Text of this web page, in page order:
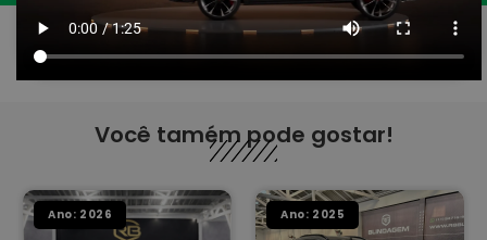
Ao enviar esse formulário você será redirecionado para
WhatsApp.
Você tamém pode gostar!
Ano: 2026 Ano: 2025